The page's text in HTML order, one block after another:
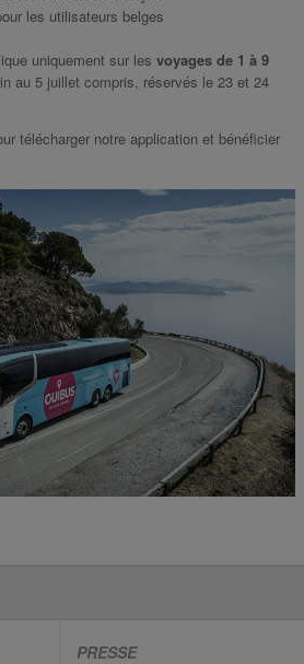
les utilisateurs belges
uniquement sur les voyages de 1 à 9
au 5 juillet compris, réservés le 23 et 24
télécharger notre application et bénéficier
PRESSE